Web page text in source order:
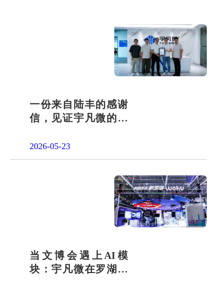
一份来自陆丰的感谢
信，见证宇凡微的社
2026-05-23
当文博会遇上AI模
块：宇凡微在罗湖展